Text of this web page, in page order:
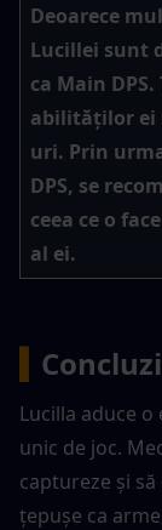
Deoarece
Lucillei sunt
ca Main
abilităților ei
uri. Prin
DPS, se
ceea ce o
al ei.
Lucilla aduce
unic de joc.
captureze și
țepușe ca